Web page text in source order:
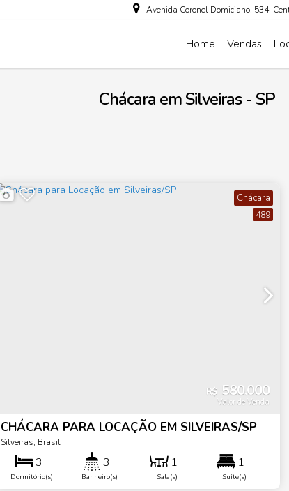
Avenida Coronel Domiciano, 534,
Vendas
Home
Chácara em Silveiras - SP
489
Chácara
R$ 580.000
Valor de Venda
CHÁCARA PARA LOCAÇÃO EM SILVEIRAS/SP
Silveiras, Brasil
3
Dormitório(s)
3
Banheiro(s)
1
Sala(s)
1
Suíte(s)